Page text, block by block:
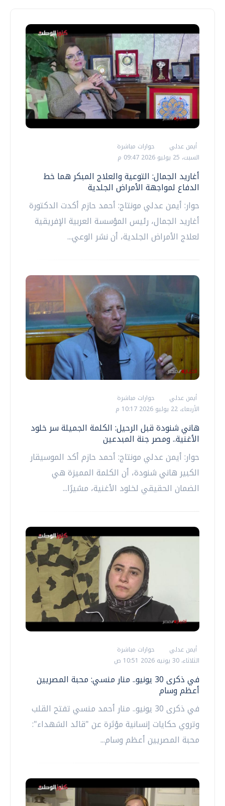
أيمن عدلي
حوارات مباشرة
السبت، 25 يوليو 2026 09:47 م
أغاريد الجمال: التوعية والعلاج المبكر هما خط
الدفاع لمواجهة الأمراض الجلدية
حوار: أيمن عدلي مونتاج: أحمد حازم أكدت الدكتورة
أغاريد الجمال، رئيس المؤسسة العربية الإفريقية
لعلاج الأمراض الجلدية، أن نشر الوعي...
أيمن عدلي
حوارات مباشرة
الأربعاء، 22 يوليو 2026 10:17 م
هاني شنودة قبل الرحيل: الكلمة الجميلة سر خلود
الأغنية.. ومصر جنة المبدعين
حوار: أيمن عدلي مونتاج: أحمد حازم أكد الموسيقار
الكبير هاني شنودة، أن الكلمة المميزة هي
الضمان الحقيقي لخلود الأغنية، مشيرًا...
أيمن عدلي
حوارات مباشرة
الثلاثاء، 30 يونيه 2026 10:51 ص
في ذكرى 30 يونيو.. منار منسي: محبة المصريين
أعظم وسام
في ذكرى 30 يونيو.. منار أحمد منسي تفتح القلب
وتروي حكايات إنسانية مؤثرة عن "قائد الشهداء":
محبة المصريين أعظم وسام...